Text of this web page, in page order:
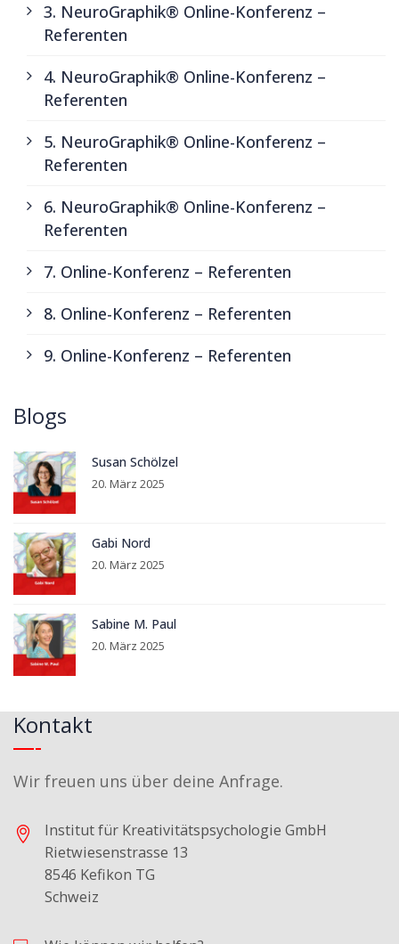
3. NeuroGraphik® Online-Konferenz –
Referenten
4. NeuroGraphik® Online-Konferenz –
Referenten
5. NeuroGraphik® Online-Konferenz –
Referenten
6. NeuroGraphik® Online-Konferenz –
Referenten
7. Online-Konferenz – Referenten
8. Online-Konferenz – Referenten
9. Online-Konferenz – Referenten
Blogs
Susan Schölzel
20. März 2025
Gabi Nord
20. März 2025
Sabine M. Paul
20. März 2025
Kontakt
Wir freuen uns über deine Anfrage.
Institut für Kreativitätspsychologie GmbH
Rietwiesenstrasse 13
8546 Kefikon TG
Schweiz